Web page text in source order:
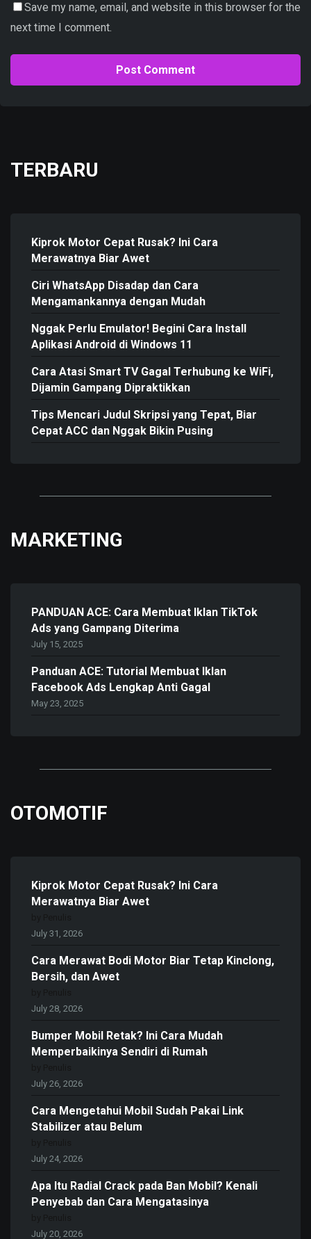
Save my name, email, and website in this browser for the
next time I comment.
TERBARU
Kiprok Motor Cepat Rusak? Ini Cara
Merawatnya Biar Awet
Ciri WhatsApp Disadap dan Cara
Mengamankannya dengan Mudah
Nggak Perlu Emulator! Begini Cara Install
Aplikasi Android di Windows 11
Cara Atasi Smart TV Gagal Terhubung ke WiFi,
Dijamin Gampang Dipraktikkan
Tips Mencari Judul Skripsi yang Tepat, Biar
Cepat ACC dan Nggak Bikin Pusing
MARKETING
PANDUAN ACE: Cara Membuat Iklan TikTok
Ads yang Gampang Diterima
July 15, 2025
Panduan ACE: Tutorial Membuat Iklan
Facebook Ads Lengkap Anti Gagal
May 23, 2025
OTOMOTIF
Kiprok Motor Cepat Rusak? Ini Cara
Merawatnya Biar Awet
July 31, 2026
Cara Merawat Bodi Motor Biar Tetap Kinclong,
Bersih, dan Awet
July 28, 2026
Bumper Mobil Retak? Ini Cara Mudah
Memperbaikinya Sendiri di Rumah
July 26, 2026
Cara Mengetahui Mobil Sudah Pakai Link
Stabilizer atau Belum
July 24, 2026
Apa Itu Radial Crack pada Ban Mobil? Kenali
Penyebab dan Cara Mengatasinya
July 20, 2026